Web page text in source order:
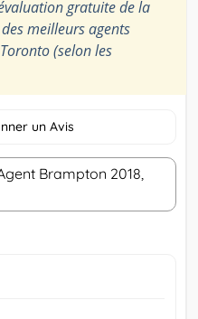
gratuite de la
meilleurs agents
(selon les
un Avis
Brampton 2018,